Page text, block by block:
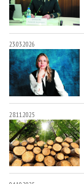
23.03.2026
28.11.2025